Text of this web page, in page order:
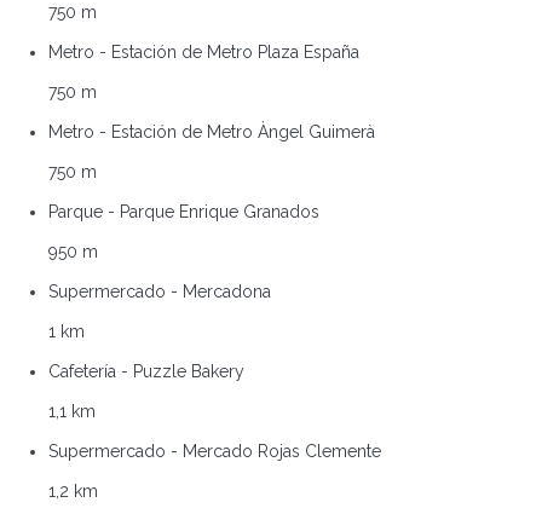
750 m
Metro - Estación de Metro Plaza España
750 m
Metro - Estación de Metro Àngel Guimerà
750 m
Parque - Parque Enrique Granados
950 m
Supermercado - Mercadona
1 km
Cafetería - Puzzle Bakery
1,1 km
Supermercado - Mercado Rojas Clemente
1,2 km